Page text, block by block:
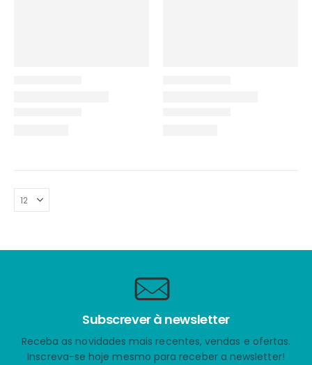
Subscrever à newsletter
Receba as novidades mais recentes, vendas e ofertas.
Inscreva-se hoje mesmo para receber a newsletter!